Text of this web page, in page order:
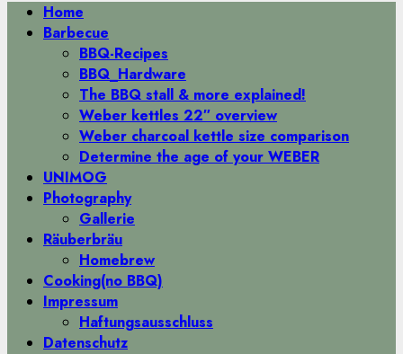
Primäres
Menü
Home
Barbecue
BBQ-Recipes
BBQ_Hardware
The BBQ stall & more explained!
Weber kettles 22″ overview
Weber charcoal kettle size comparison
Determine the age of your WEBER
UNIMOG
Photography
Gallerie
Räuberbräu
Homebrew
Cooking(no BBQ)
Impressum
Haftungsausschluss
Datenschutz